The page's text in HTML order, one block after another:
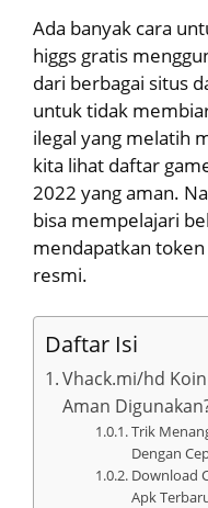
Ada banyak cara
higgs gratis
dari berbagai situs
untuk tidak
ilegal yang melatih
kita lihat daftar
2022 yang aman.
bisa mempelajari
mendapatkan
resmi.
Daftar Isi
Vhack.mi/hd
Aman
Trik
Dengan
Download
Apk